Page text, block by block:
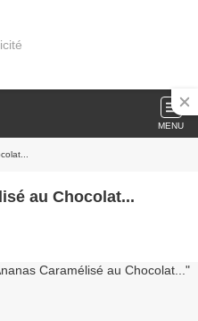
MENU
au Chocolat...